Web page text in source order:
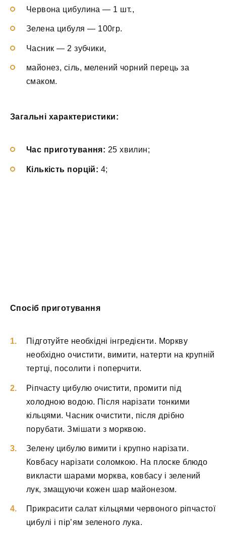
Червона цибулина — 1 шт.,
Зелена цибуля — 100гр.
Часник — 2 зубчики,
майонез, сіль, мелений чорний перець за
смаком.
Загальні характеристики:
Час приготування: 25 хвилин;
Кількість порцій: 4;
Спосіб приготування
Підготуйте необхідні інгредієнти. Моркву
необхідно очистити, вимити, натерти на крупній
тертці, посолити і поперчити.
Ріпчасту цибулю очистити, промити під
холодною водою. Після нарізати тонкими
кільцями. Часник очистити, після дрібно
порубати. Змішати з морквою.
Зелену цибулю вимити і крупно нарізати.
Ковбасу нарізати соломкою. На плоске блюдо
викласти шарами морква, ковбасу і зелений
лук, змащуючи кожен шар майонезом.
Прикрасити салат кільцями червоного ріпчастої
цибулі і пір’ям зеленого лука.